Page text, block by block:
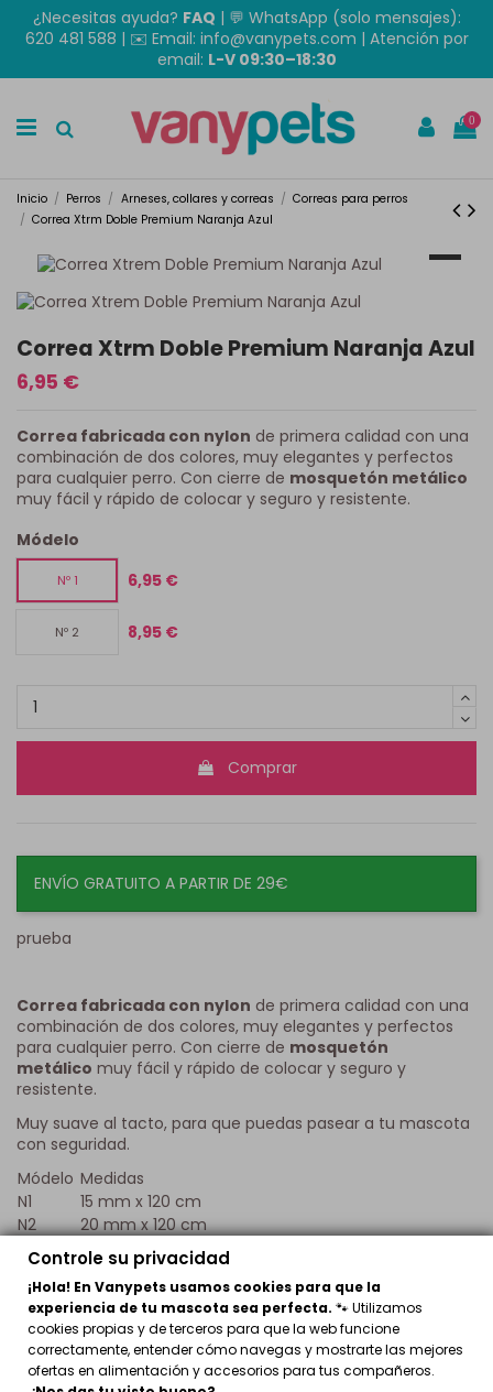
¿Necesitas ayuda? FAQ | 💬 WhatsApp (solo mensajes):
620 481 588 | ✉️ Email: info@vanypets.com | Atención por
email: L-V 09:30–18:30
0
Inicio Perros Arneses, collares y correas
Correas para perros
Correa Xtrm Doble Premium Naranja Azul
Correa Xtrm Doble Premium Naranja Azul
6,95 €
Correa fabricada con nylon de primera calidad con una
combinación de dos colores, muy elegantes y perfectos
para cualquier perro. Con cierre de mosquetón metálico
muy fácil y rápido de colocar y seguro y resistente.
Módelo
Nº 1 6,95 €
Nº 2 8,95 €
Comprar
ENVÍO GRATUITO A PARTIR DE 29€
prueba
Correa fabricada con nylon de primera calidad con una
combinación de dos colores, muy elegantes y perfectos
para cualquier perro. Con cierre de mosquetón
metálico muy fácil y rápido de colocar y seguro y
resistente.
Muy suave al tacto, para que puedas pasear a tu mascota
con seguridad.
Módelo Medidas
N1
15 mm x 120 cm
N2
20 mm x 120 cm
Opiniones(0)
Sin opiniones Escribir opinión
Controle su privacidad
¡Hola! En Vanypets usamos cookies para que la
experiencia de tu mascota sea perfecta. 🐾 Utilizamos
cookies propias y de terceros para que la web funcione
correctamente, entender cómo navegas y mostrarte las mejores
ofertas en alimentación y accesorios para tus compañeros.